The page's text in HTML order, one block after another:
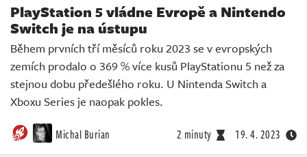
PlayStation 5 vládne Evropě a Nintendo
Switch je na ústupu
Během prvních tří měsíců roku 2023 se v evropských
zemích prodalo o 369 % více kusů PlayStationu 5 než za
stejnou dobu předešlého roku. U Nintenda Switch a
Xboxu Series je naopak pokles.
Michal Burian 2 minuty 19. 4. 2023